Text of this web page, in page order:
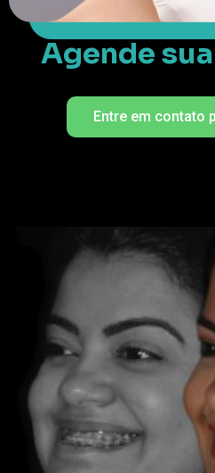
Agende
Entre em contato